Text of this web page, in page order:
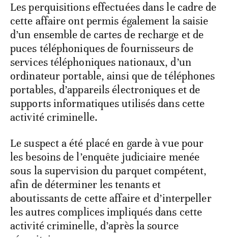
Les perquisitions effectuées dans le cadre de
cette affaire ont permis également la saisie
d’un ensemble de cartes de recharge et de
puces téléphoniques de fournisseurs de
services téléphoniques nationaux, d’un
ordinateur portable, ainsi que de téléphones
portables, d’appareils électroniques et de
supports informatiques utilisés dans cette
activité criminelle.
Le suspect a été placé en garde à vue pour
les besoins de l’enquête judiciaire menée
sous la supervision du parquet compétent,
afin de déterminer les tenants et
aboutissants de cette affaire et d’interpeller
les autres complices impliqués dans cette
activité criminelle, d’après la source